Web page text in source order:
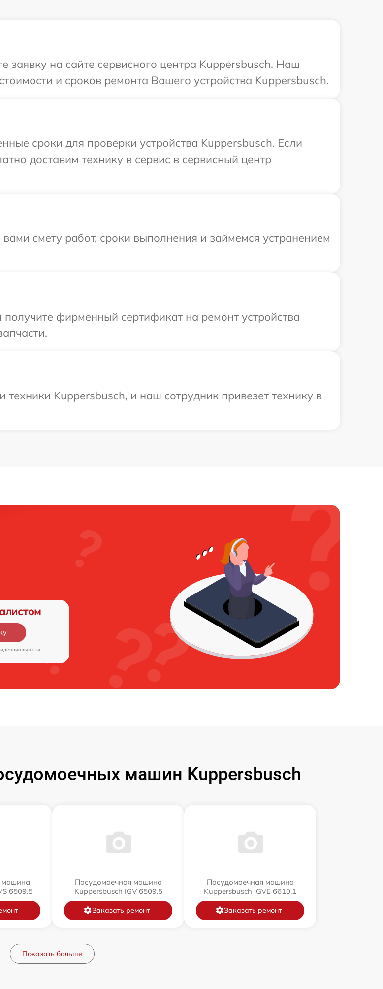
заявку на сайте сервисного центра Kuppersbusch. Наш
и сроков ремонта Вашего устройства Kuppersbusch.
сроки для проверки устройства Kuppersbusch. Если
доставим технику в сервис в сервисный центр
смету работ, сроки выполнения и займемся устранением
фирменный сертификат на ремонт устройства
Kuppersbusch, и наш сотрудник привезет технику в
машин Kuppersbusch
машина
6509.5
Посудомоечная машина
Kuppersbusch IGV 6509.5
Заказать ремонт
Посудомоечная машина
Kuppersbusch IGVE 6610.1
Заказать ремонт
Показать больше